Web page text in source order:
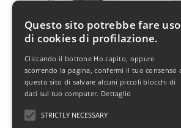
39,80 EUR
(Prezzo base: 132,67 EUR/100 ml
Questo sito potrebbe fare uso
di cookies di profilazione.
Cliccando il bottone Ho capito, oppure
scorrendo la pagina, confermi il tuo consenso
questo sito di salvare alcuni piccoli blocchi di
dati sul tuo computer. Dettaglio
STRICTLY NECESSARY